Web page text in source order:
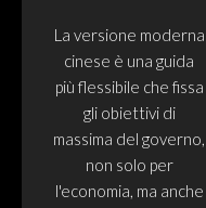
La versione moderna
cinese è una guida
più flessibile che fissa
gli obiettivi di
massima del governo,
non solo per
l'economia, ma anche